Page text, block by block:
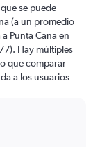
se puede
(a un promedio
Punta Cana en
Hay múltiples
que comparar
a los usuarios